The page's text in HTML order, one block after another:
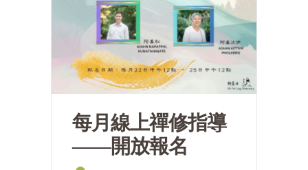
每月線上禪修指導
——開放報名